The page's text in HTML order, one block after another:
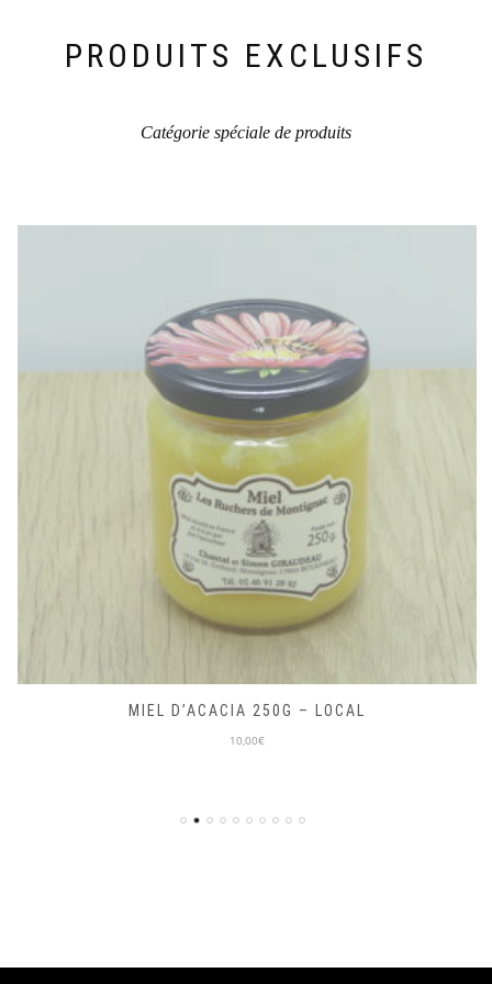
page
du
PRODUITS EXCLUSIFS
Catégorie spéciale de produits
MIEL D’ACACIA 250G – LOCAL
10,00€